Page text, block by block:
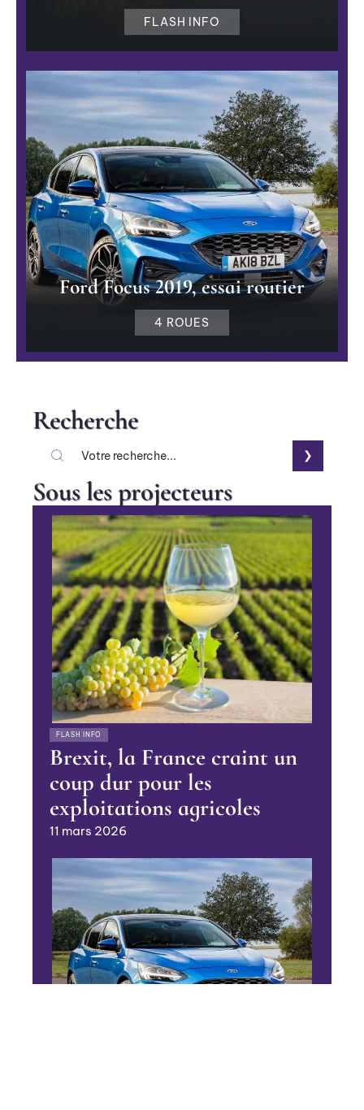
FLASH INFO
Ford Focus 2019, essai routier
4 ROUES
Recherche
Sous les projecteurs
FLASH INFO
Brexit, la France craint un
coup dur pour les
exploitations agricoles
11 mars 2026